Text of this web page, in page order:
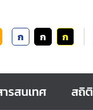
ก ก ก
รสนเทศ สถิติ